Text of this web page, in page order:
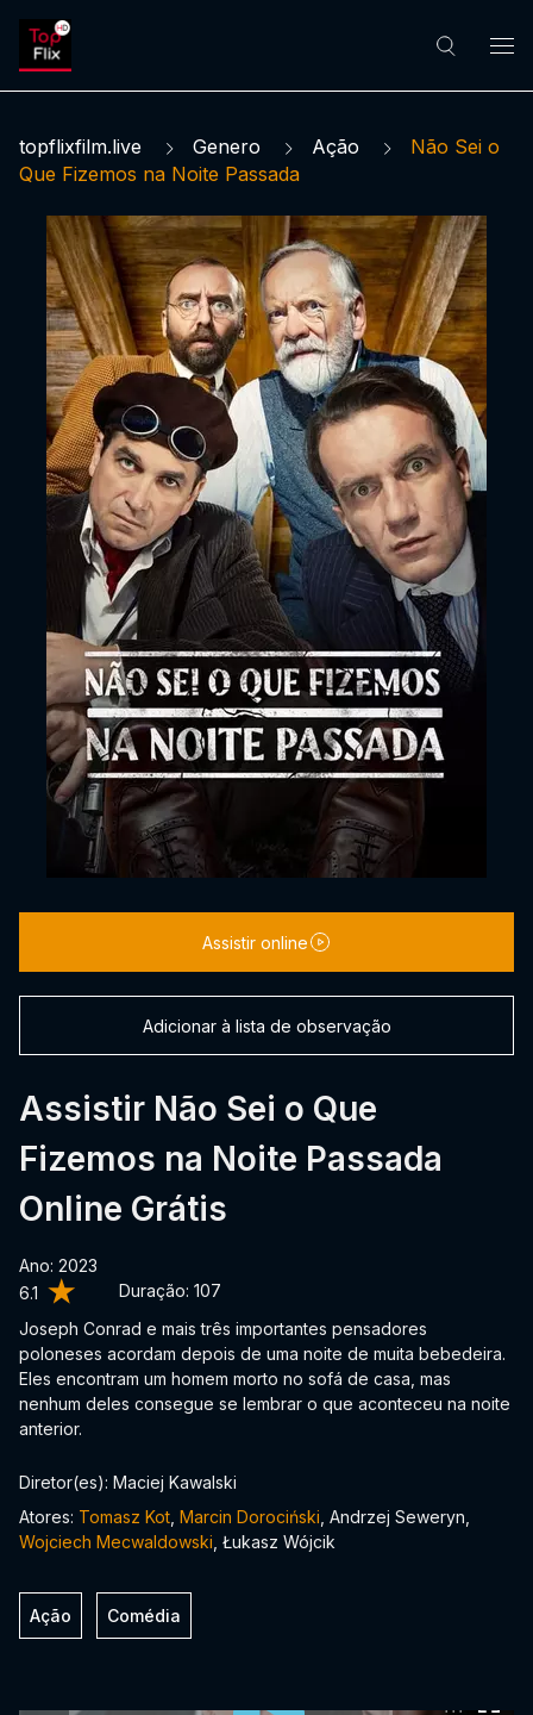
topflixfilm.live Genero Ação
Não Sei o
Que Fizemos na Noite Passada
6.1 Duração: 107
Assistir Não Sei o Que
Fizemos na Noite Passada
Online Grátis
Ano: 2023
Joseph Conrad e mais três importantes pensadores
poloneses acordam depois de uma noite de muita bebedeira.
Eles encontram um homem morto no sofá de casa, mas
nenhum deles consegue se lembrar o que aconteceu na noite
anterior.
Assistir online
Adicionar à lista de observação
Diretor(es): Maciej Kawalski
Atores: Tomasz Kot Marcin Dorociński , Andrzej Seweryn,
Wojciech Mecwaldowski , Łukasz Wójcik
Ação Comédia